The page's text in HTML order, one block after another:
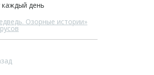
день
Озорные истории»